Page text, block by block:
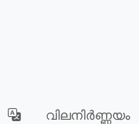
വിലനിർണ്ണയം